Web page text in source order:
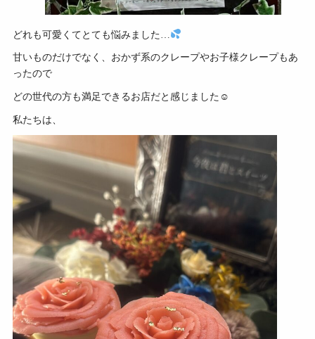
どれも可愛くてとても悩みました…
甘いものだけでなく、おかず系のクレープやお子様クレープもあ
ったので
どの世代の方も満足できるお店だと感じました☺
私たちは、